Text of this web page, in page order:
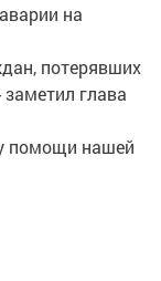
на
потерявших
глава
помощи нашей